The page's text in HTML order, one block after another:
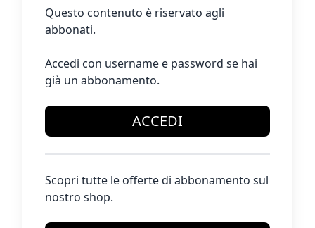
Questo contenuto è riservato agli
abbonati.
Accedi con username e password se hai
già un abbonamento.
ACCEDI
Scopri tutte le offerte di abbonamento sul
nostro shop.